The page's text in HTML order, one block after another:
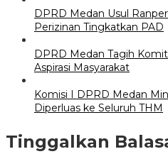
DPRD Medan Usul
Perizinan Tingkatkan PAD
DPRD Medan Tagih
Aspirasi Masyarakat
Komisi I DPRD Medan
Diperluas ke Seluruh THM
Tinggalkan